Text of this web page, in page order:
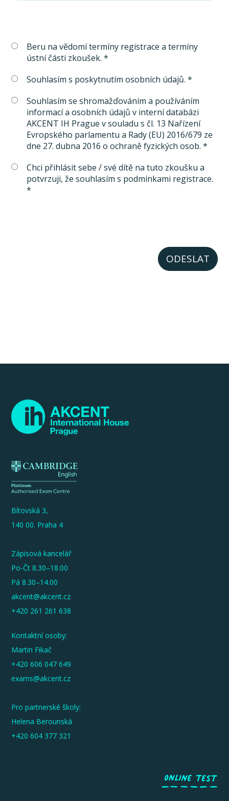
Beru na vědomí termíny registrace a termíny
ústní části zkoušek. *
Souhlasím s poskytnutím osobních údajů. *
Souhlasím se shromažďováním a používáním
informací a osobních údajů v interní databázi
AKCENT IH Prague v souladu s čl. 13 Nařízení
Evropského parlamentu a Rady (EU) 2016/679 ze
dne 27. dubna 2016 o ochraně fyzických osob. *
Chci přihlásit sebe / své dítě na tuto zkoušku a
potvrzuji, že souhlasím s podmínkami registrace.
*
Bítovská 3,
140 00. Praha 4
Zápisová kancelář
Po-Čt 8.30–18.00
Pá 8.30–14.00
akcent@akcent.cz
+420 261 261 638
Kontaktní osoby:
Martin Fikač
+420 606 047 649
exams@akcent.cz
Pro partnerské školy:
Helena Berounská
+420 604 377 321